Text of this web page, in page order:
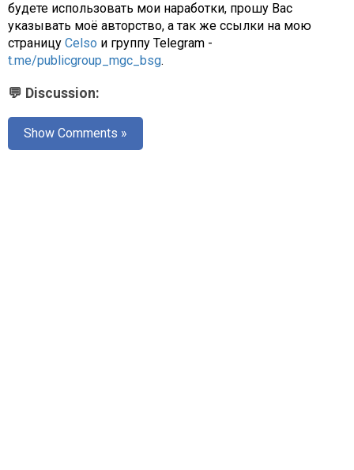
будете использовать мои наработки, прошу Вас
указывать моё авторство, а так же ссылки на мою
страницу Celso и группу Telegram -
t.me/publicgroup_mgc_bsg.
💬 Discussion:
Show Comments »